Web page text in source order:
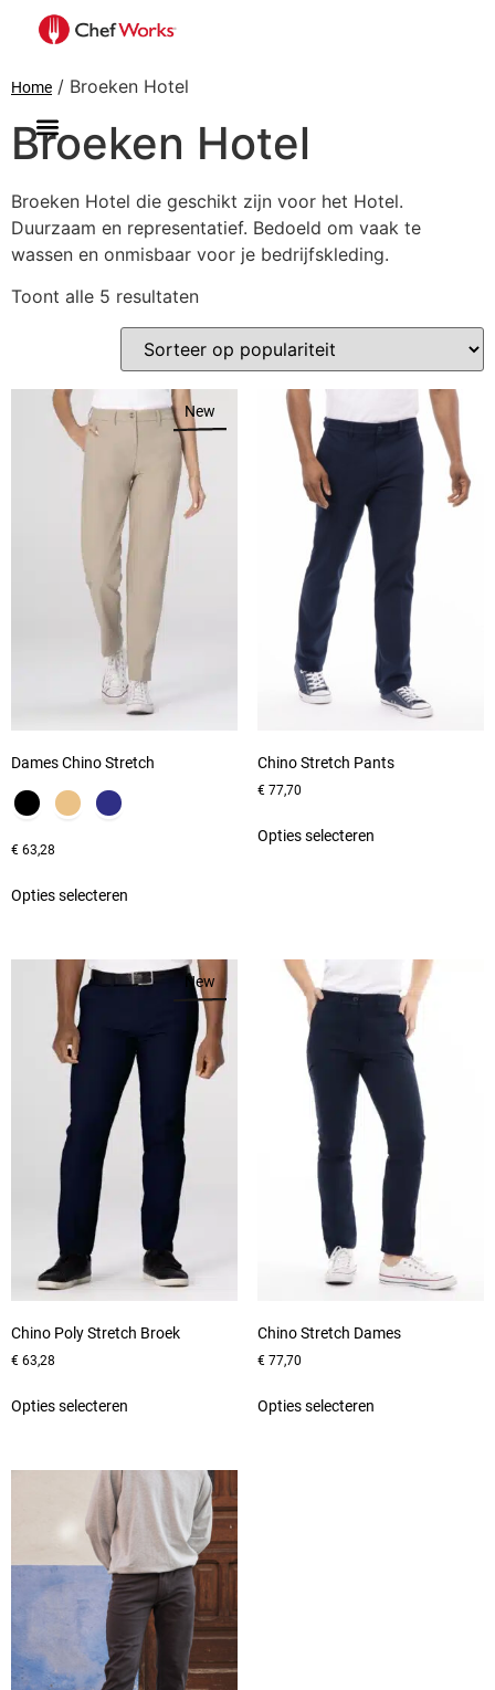
Home / Broeken Hotel
Broeken Hotel
Broeken Hotel die geschikt zijn voor het Hotel.
Duurzaam en representatief. Bedoeld om vaak te
wassen en onmisbaar voor je bedrijfskleding.
Toont alle 5 resultaten
New
Dames Chino Stretch
€ 63,28
Opties selecteren
Chino Stretch Pants
€77,70
Opties selecteren
New
Chino Poly Stretch Broek
€ 63,28
Opties selecteren
Chino Stretch Dames
€77,70
Opties selecteren